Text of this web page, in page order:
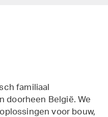
familiaal
doorheen België. We
voor bouw,